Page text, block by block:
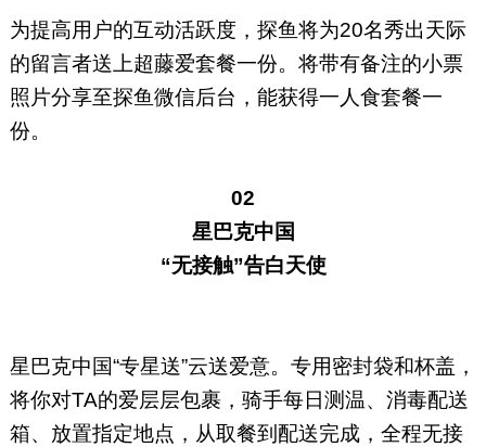
为提高用户的互动活跃度，探鱼将为20名秀出天际
的留言者送上超藤爱套餐一份。将带有备注的小票
照片分享至探鱼微信后台，能获得一人食套餐一
份。
02
星巴克中国
“无接触”告白天使
星巴克中国“专星送”云送爱意。专用密封袋和杯盖，
将你对TA的爱层层包裹，骑手每日测温、消毒配送
箱、放置指定地点，从取餐到配送完成，全程无接